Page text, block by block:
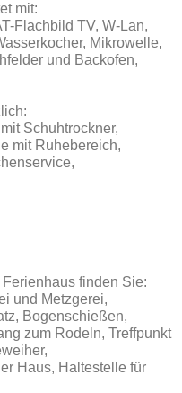
mit:
Flachbild TV, W-Lan,
Mikrowelle,
und Backofen,
Schuhtrockner,
mit Ruhebereich,
finden Sie:
und Metzgerei,
Bogenschießen,
zum Rodeln, Treffpunkt
Haus, Haltestelle für